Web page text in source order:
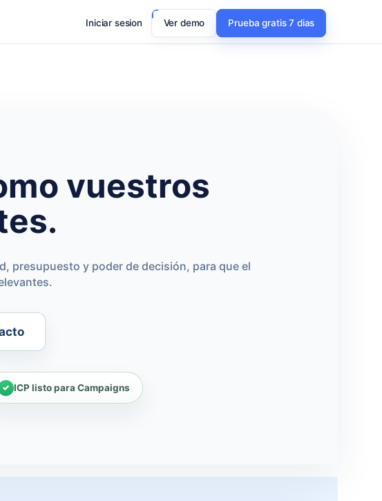
Iniciar sesion Ver demo Prueba gratis 7 dias
vuestros
presupuesto y poder de decisión, para que el
ICP listo para Campaigns